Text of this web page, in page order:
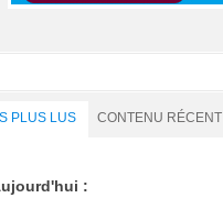
PLUS LUS CONTENU RÉCENT
: